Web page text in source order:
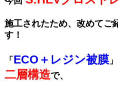
施工されたため、改めてご
す！
「 ECO＋レジン被膜
二層構造で、